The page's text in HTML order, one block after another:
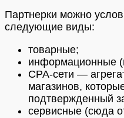
Партнерки можно
следующие виды:
товарные;
информационные
CPA-сети —
магазинов,
подтвержденный
сервисные (сюда